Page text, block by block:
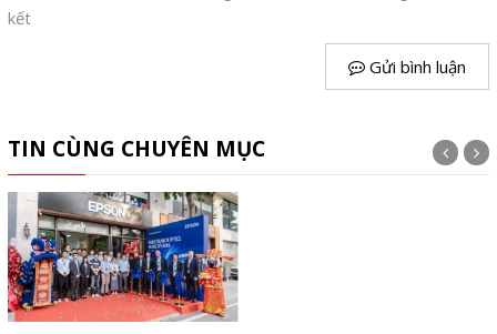
kết
Gửi bình luận
TIN CÙNG CHUYÊN MỤC